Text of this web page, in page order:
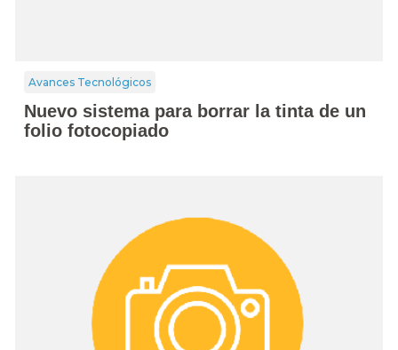
Avances Tecnológicos
Nuevo sistema para borrar la tinta de un
folio fotocopiado